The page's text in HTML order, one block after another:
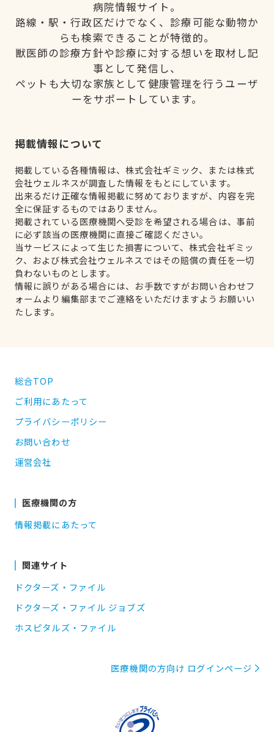
病院情報サイト。
路線・駅・行政区だけでなく、診療可能な動物か
らも検索できることが特徴的。
獣医師の診療方針や診療に対する想いを取材し記
事として発信し、
ペットも大切な家族として健康管理を行うユーザ
ーをサポートしています。
掲載情報について
掲載している各種情報は、株式会社ギミック、または株式
会社ウェルネスが調査した情報をもとにしています。
出来るだけ正確な情報掲載に努めておりますが、内容を完
全に保証するものではありません。
掲載されている医療機関へ受診を希望される場合は、事前
に必ず該当の医療機関に直接ご確認ください。
当サービスによって生じた損害について、株式会社ギミッ
ク、および株式会社ウェルネスではその賠償の責任を一切
負わないものとします。
情報に誤りがある場合には、お手数ですがお問い合わせフ
ォームより編集部までご連絡をいただけますようお願いい
たします。
総合TOP
ご利用にあたって
プライバシーポリシー
お問い合わせ
運営会社
医療機関の方
情報掲載にあたって
関連サイト
ドクターズ・ファイル
ドクターズ・ファイル ジョブズ
ホスピタルズ・ファイル
医療機関の方向け ログインページ